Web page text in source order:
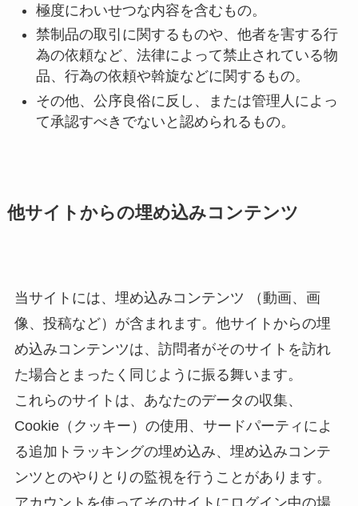
極度にわいせつな内容を含むもの。
禁制品の取引に関するものや、他者を害する行
為の依頼など、法律によって禁止されている物
品、行為の依頼や斡旋などに関するもの。
その他、公序良俗に反し、または管理人によっ
て承認すべきでないと認められるもの。
他サイトからの埋め込みコンテンツ
当サイトには、埋め込みコンテンツ （動画、画
像、投稿など）が含まれます。他サイトからの埋
め込みコンテンツは、訪問者がそのサイトを訪れ
た場合とまったく同じように振る舞います。
これらのサイトは、あなたのデータの収集、
Cookie（クッキー）の使用、サードパーティによ
る追加トラッキングの埋め込み、埋め込みコンテ
ンツとのやりとりの監視を行うことがあります。
アカウントを使ってそのサイトにログイン中の場